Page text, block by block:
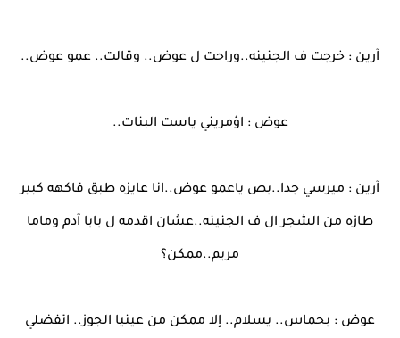
آرين : خرجت ف الجنينه..وراحت ل عوض.. وقالت.. عمو عوض..
عوض : اؤمريني ياست البنات..
آرين : ميرسي جدا..بص ياعمو عوض..انا عايزه طبق فاكهه كبير
طازه من الشجر ال ف الجنينه..عشان اقدمه ل بابا آدم وماما
مريم..ممكن؟
عوض : بحماس.. يسلام.. إلا ممكن من عينيا الجوز.. اتفضلي